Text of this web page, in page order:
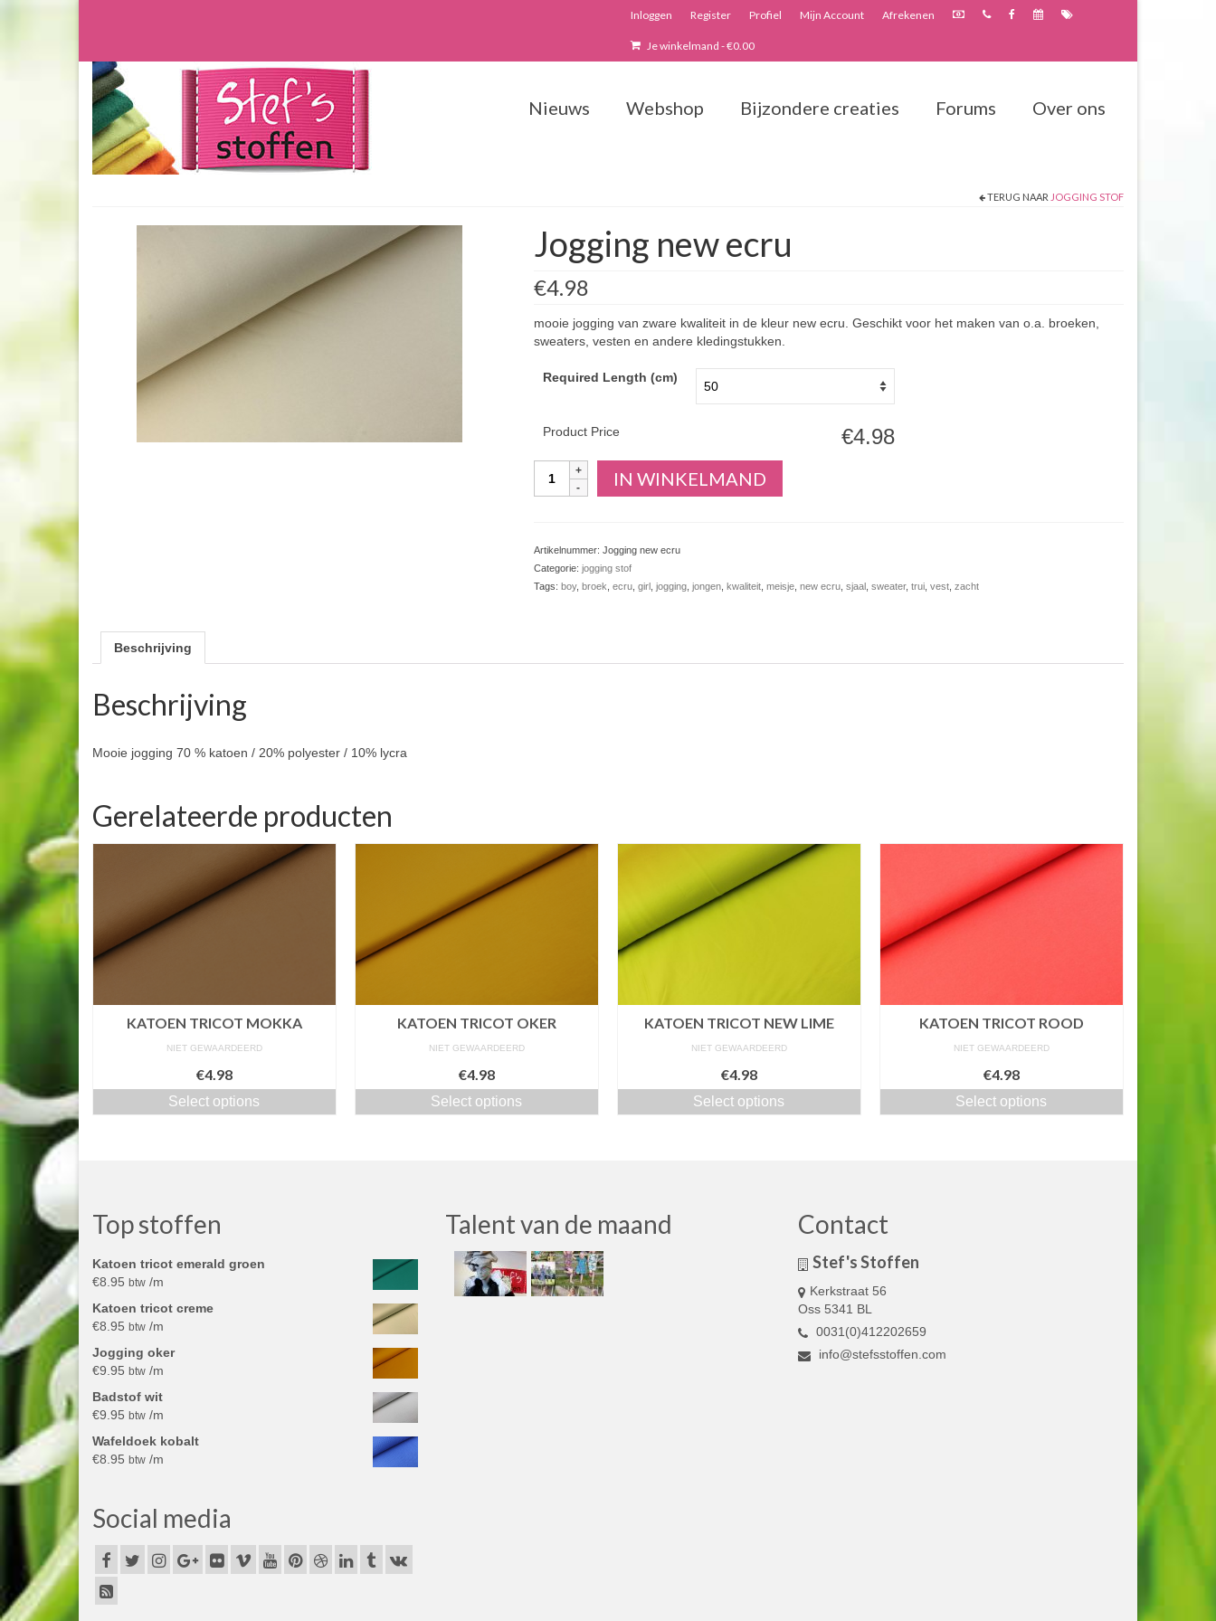
Inloggen Register Profiel Mijn Account Afrekenen
Je winkelmand -€0.00
Nieuws Webshop Bijzondere creaties Forums Over ons
TERUG NAAR JOGGING STOF
Jogging new ecru
€4.98
mooie jogging van zware kwaliteit in de kleur new ecru. Geschikt voor het maken van o.a. broeken,
sweaters, vesten en andere kledingstukken.
Required Length (cm)
Product Price €4.98
IN WINKELMAND
Artikelnummer: Jogging new ecru
Categorie: jogging stof
Tags: boy, broek ecru, girl, jogging, jongen, kwaliteit, meisje, new ecru, sjaal, sweater, trui, vest, zacht
Beschrijving
Beschrijving
Mooie jogging 70 % katoen / 20% polyester / 10% lycra
Gerelateerde producten
KATOEN TRICOT MOKKA
NIET GEWAARDEERD
€4.98
Select options
KATOEN TRICOT OKER
NIET GEWAARDEERD
€4.98
Select options
KATOEN TRICOT NEW LIME
NIET GEWAARDEERD
€4.98
Select options
KATOEN TRICOT ROOD
NIET GEWAARDEERD
€4.98
Select options
Top stoffen
Katoen tricot emerald groen
€8.95 btw /m
Katoen tricot creme
€8.95 btw /m
Jogging oker
€9.95 btw /m
Badstof wit
€9.95 btw /m
Wafeldoek kobalt
€8.95 btw /m
Social media
Talent van de maand Contact
Stef's Stoffen
Kerkstraat 56
Oss 5341 BL
0031(0)412202659
info@stefsstoffen.com